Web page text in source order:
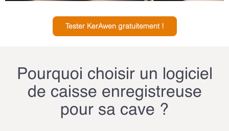
Tester KerAwen gratuitement !
Pourquoi choisir un logiciel
de caisse enregistreuse
pour sa cave ?